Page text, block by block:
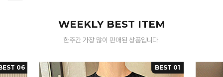
WEEKLY BEST ITEM
한주간 가장 많이 판매된 상품입니다.
06 BEST 01